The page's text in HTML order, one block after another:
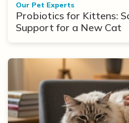
Our Pet Experts
Probiotics for Kittens:
Support for a New Cat